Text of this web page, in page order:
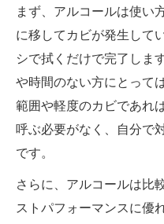
まず、アルコールは使い
に移してカビが発生して
シで拭くだけで完了しま
や時間のない方にとって
範囲や軽度のカビであれ
呼ぶ必要がなく、自分で
です。
さらに、アルコールは比
ストパフォーマンスに優